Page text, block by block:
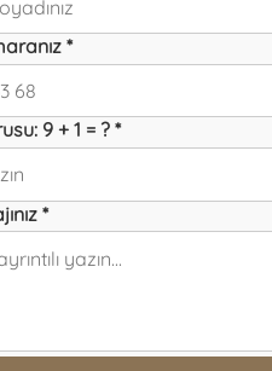
*
9 + 1 = ? *
*